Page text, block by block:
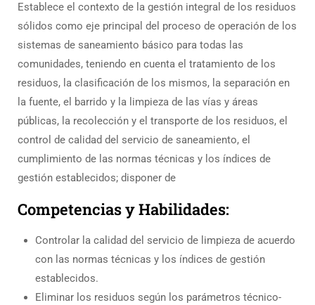
Establece el contexto de la gestión integral de los residuos
sólidos como eje principal del proceso de operación de los
sistemas de saneamiento básico para todas las
comunidades, teniendo en cuenta el tratamiento de los
residuos, la clasificación de los mismos, la separación en
la fuente, el barrido y la limpieza de las vías y áreas
públicas, la recolección y el transporte de los residuos, el
control de calidad del servicio de saneamiento, el
cumplimiento de las normas técnicas y los índices de
gestión establecidos; disponer de
Competencias y Habilidades:
Controlar la calidad del servicio de limpieza de acuerdo
con las normas técnicas y los índices de gestión
establecidos.
Eliminar los residuos según los parámetros técnico-